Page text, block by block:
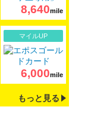
8,640mile
マイルUP
6,000mile
もっと見る